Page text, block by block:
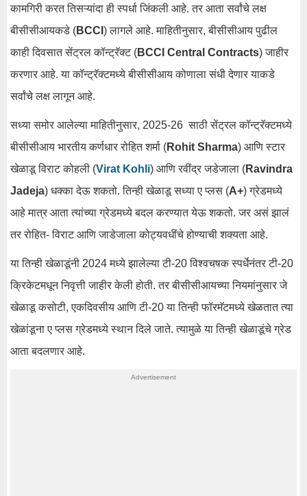
कामगिरी करत तिसऱ्यांदा ही स्पर्धा जिंकली आहे. तर आता सर्वांचे लक्ष
बीसीसीआयकडे (BCCI ) लागले आहे. माहितीनुसार, बीसीसीआय पुढील
काही दिवसात सेंट्रल कॉन्ट्रॅक्ट (BCCI Central Contracts) जाहीर
करणार आहे. या कॉन्ट्रॅक्टमध्ये बीसीसीआय कोणाला संधी देणार याकडे
सर्वांचे लक्ष लागून आहे.
सध्या समोर आलेल्या माहितीनुसार, 2025-26 साठी सेंट्रल कॉन्ट्रॅक्टमध्ये
बीसीसीआय भारतीय कर्णधार रोहित शर्मा (Rohit Sharma) आणि स्टार
खेळाडू विराट कोहली (Virat Kohli) आणि रवींद्र जडेजाला (Ravindra
Jadeja) धक्का देऊ शकतो. तिन्ही खेळाडू सध्या ए प्लस (A+) ग्रेडमध्ये
आहे मात्र आता त्यांच्या ग्रेडमध्ये बदल करण्यात येऊ शकतो. जर असं झालं
तर रोहित- विराट आणि जाडेजाला कोट्यवधींचे होण्याची शक्यता आहे.
या तिन्ही खेळाडूंनी 2024 मध्ये झालेल्या टी-20 विश्वचषक स्पर्धेनंतर टी-20
क्रिकेटमधून निवृत्ती जाहीर केली होती. तर बीसीसीआयच्या नियमांनुसार जे
खेळाडू कसोटी, एकदिवसीय आणि टी-20 या तिन्ही फॉरमॅटमध्ये खेळतात त्या
खेळांडूना ए प्लस ग्रेडमध्ये स्थान दिले जाते. त्यामुळे या तिन्ही खेळाडूंचे ग्रेड
आता बदलणार आहे.